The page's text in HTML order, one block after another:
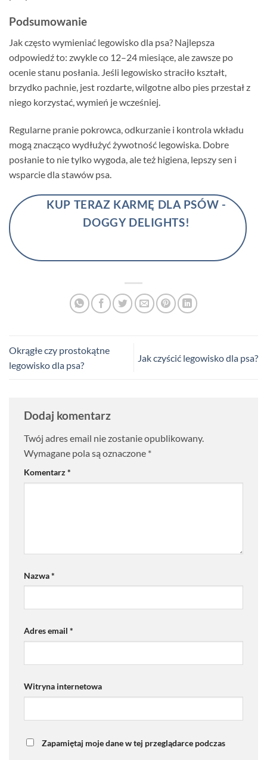
Podsumowanie
Jak często wymieniać legowisko dla psa? Najlepsza
odpowiedź to: zwykle co 12–24 miesiące, ale zawsze po
ocenie stanu posłania. Jeśli legowisko straciło kształt,
brzydko pachnie, jest rozdarte, wilgotne albo pies przestał z
niego korzystać, wymień je wcześniej.
Regularne pranie pokrowca, odkurzanie i kontrola wkładu
mogą znacząco wydłużyć żywotność legowiska. Dobre
posłanie to nie tylko wygoda, ale też higiena, lepszy sen i
wsparcie dla stawów psa.
KUP TERAZ KARMĘ DLA PSÓW -
DOGGY DELIGHTS!
Okrągłe czy prostokątne
legowisko dla psa?
Jak czyścić legowisko dla psa?
Dodaj komentarz
Twój adres email nie zostanie opublikowany.
Wymagane pola są oznaczone *
Komentarz*
Nazwa*
Adres email *
Witryna internetowa
Zapamiętaj moje dane w tej przeglądarce podczas